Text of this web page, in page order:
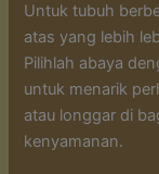
Untuk tubuh
atas yang lebih
Pilihlah abaya
untuk menarik
atau longgar di
kenyamanan.